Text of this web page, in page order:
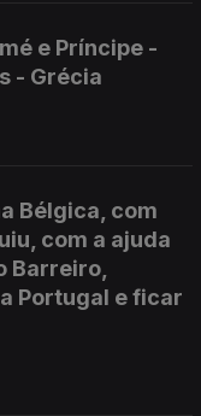
e Príncipe -
- Grécia
Bélgica, com
com a ajuda
Barreiro,
Portugal e ficar